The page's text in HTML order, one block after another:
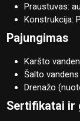
Praustuvas:
Konstrukcija:
Pajungimas
Karšto
Šalto
Drenažo
Sertifikatai ir